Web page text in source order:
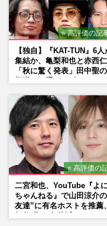
⭐ 高評価の記
【独自】『KAT-TUN』6人
集結か、亀梨和也と赤西
「秋に驚く発表」田中聖
⭐ 高評価の
二宮和也、YouTube『よ
ちゃんねる』で山田涼介
友達”に有名ホストを推薦